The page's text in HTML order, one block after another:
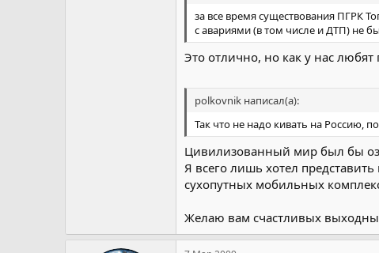
за все время существования ПГРК
с авариями (в том числе и ДТП) не
Это отлично, но как у нас
polkovnik написал(а):
Так что не надо кивать на Россию,
Цивилизованный мир был бы
Я всего лишь хотел
сухопутных мобильных
Желаю вам счастливых